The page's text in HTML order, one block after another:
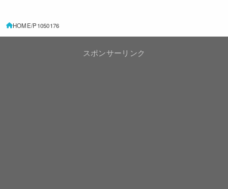
HOME P1050176
スポンサーリンク